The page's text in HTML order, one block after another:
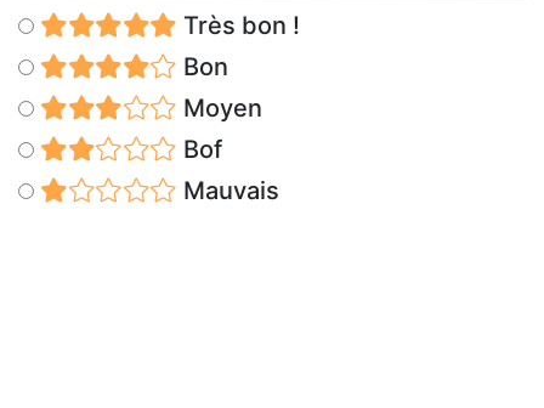
Très bon !
Bon
Moyen
Bof
Mauvais